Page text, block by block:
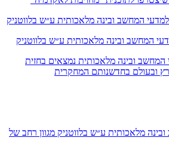
המחשב ובינה מלאכותית ע״ש בלווטניק
ובינה מלאכותית נמצאים בחזית
ובעולם בחדשנותם המחקרית
מלאכותית ע״ש בלווטניק מגוון רחב של